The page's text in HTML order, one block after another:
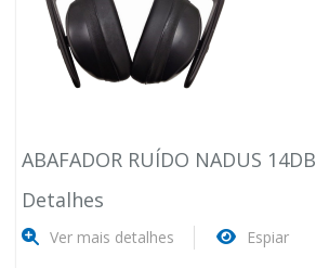
ABAFADOR RUÍDO NADUS 14DB
Detalhes
Ver mais detalhes Espiar